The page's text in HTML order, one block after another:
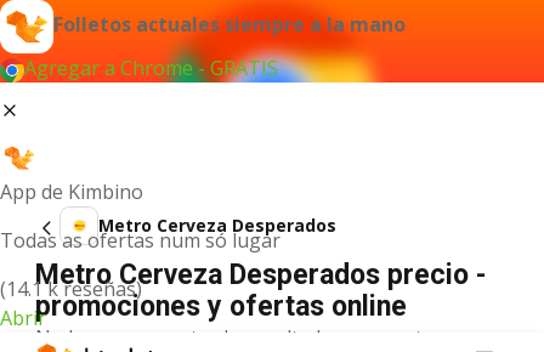
Folletos actuales siempre a la mano
Agregar a Chrome - GRATIS
App de Kimbino
Todas as ofertas num só lugar
(14.1 k reseñas)
Abrir
Metro Cerveza Desperados
Metro Cerveza Desperados precio -
promociones y ofertas online
No hemos encontrado resultados para este